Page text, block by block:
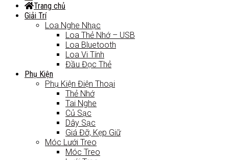
Trang chủ
Giải Trí
Loa Nghe Nhạc
Loa Thẻ Nhớ – USB
Loa Bluetooth
Loa Vi Tính
Đầu Đọc Thẻ
Phụ Kiện
Phụ Kiện Điện Thoại
Thẻ Nhớ
Tai Nghe
Củ Sạc
Dây Sạc
Giá Đỡ, Kẹp Giữ
Móc Lưới Treo
Móc Treo